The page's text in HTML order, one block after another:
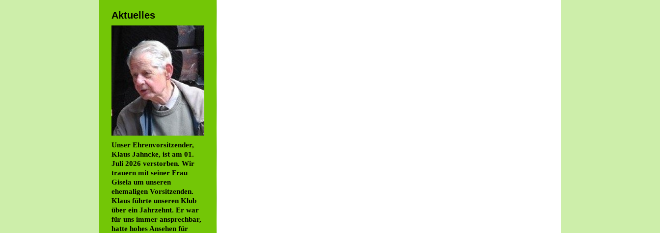
Aktuelles
Unser Ehrenvorsitzender,
Klaus Jahncke, ist am 01.
Juli 2026 verstorben. Wir
trauern mit seiner Frau
Gisela um unseren
ehemaligen Vorsitzenden.
Klaus führte unseren Klub
über ein Jahrzehnt. Er war
für uns immer ansprechbar,
hatte hohes Ansehen für